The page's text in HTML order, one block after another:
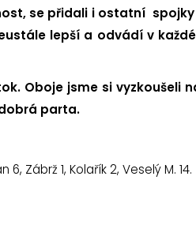
se přidali i ostatní
lepší a odvádí v
Oboje jsme si vyzkoušeli
parta.
Zábrž 1, Kolařík 2, Veselý M. 14.